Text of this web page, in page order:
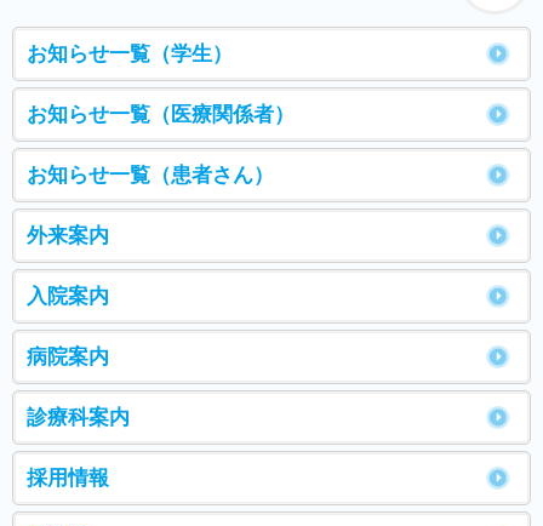
お知らせ一覧（学生）
お知らせ一覧（医療関係者）
お知らせ一覧（患者さん）
外来案内
入院案内
病院案内
診療科案内
採用情報